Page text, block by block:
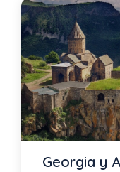
Georgia y